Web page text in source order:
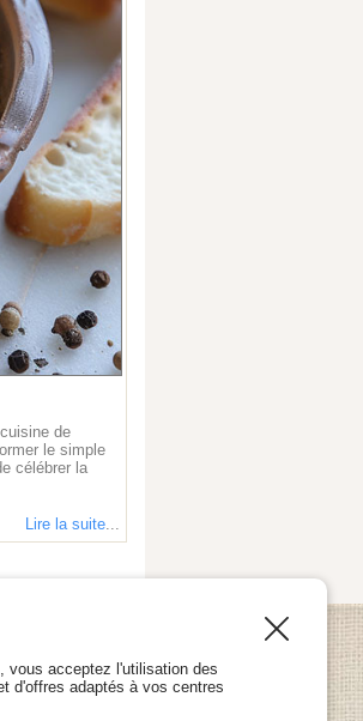
de
le simple
célébrer la
Lire la suite
vous acceptez l'utilisation des
d'offres adaptés à vos centres